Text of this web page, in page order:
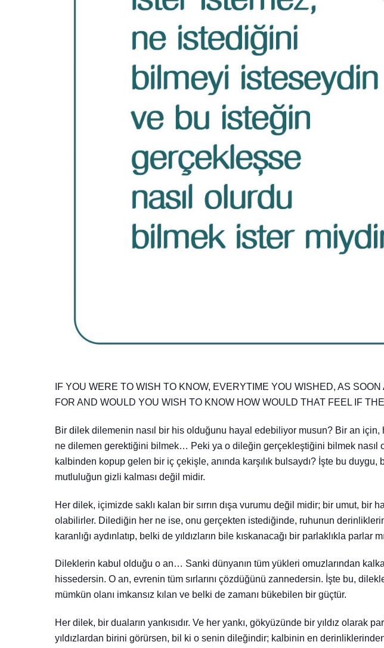
IF YOU WERE TO WISH TO KNOW, EVERYTIME YOU WISHED, AS
FOR AND WOULD YOU WISH TO KNOW HOW WOULD THAT FEEL IF
Bir dilek dilemenin nasıl bir his olduğunu hayal edebiliyor musun? Bir an için,
ne dilemen gerektiğini bilmek… Peki ya o dileğin gerçekleştiğini bilmek nasıl
kalbinden kopup gelen bir iç çekişle, anında karşılık bulsaydı? İşte bu duygu,
mutluluğun gizli kalması değil midir.
Her dilek, içimizde saklı kalan bir sırrın dışa vurumu değil midir; bir umut, bir
olabilirler. Dilediğin her ne ise, onu gerçekten istediğinde, ruhunun
karanlığı aydınlatıp, belki de yıldızların bile kıskanacağı bir parlaklıkla parlar
Dileklerin kabul olduğu o an… Sanki dünyanın tüm yükleri omuzlarından
hissedersin. O an, evrenin tüm sırlarını çözdüğünü zannedersin. İşte bu,
mümkün olanı imkansız kılan ve belki de zamanı bükebilen bir güçtür.
Her dilek, bir duaların yankısıdır. Ve her yankı, gökyüzünde bir yıldız olarak
yıldızlardan birini görürsen, bil ki o senin dileğindir; kalbinin en